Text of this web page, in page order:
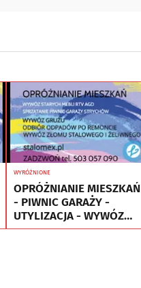
WYRÓŻNIONE
OPRÓŻNIANIE MIESZKAŃ
- PIWNIC GARAŻY -
UTYLIZACJA - WYWÓZ
MEBLI RTV AGD